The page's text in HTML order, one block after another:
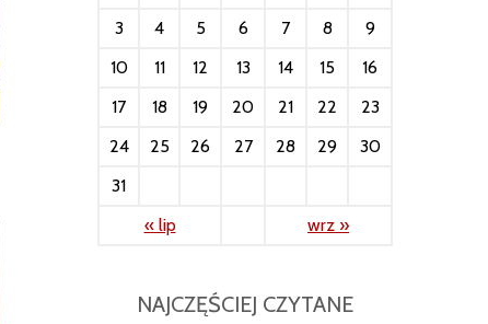
3
4 5 6 7 8
9
10
11 12 13 14 15
16
17
18 19 20 21 22
23
24
25 26 27 28 29
30
31
« lip
wrz »
NAJCZĘŚCIEJ CZYTANE